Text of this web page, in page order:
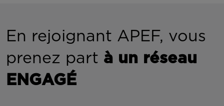
En rejoignant APEF, vous
prenez part à un réseau
ENGAGÉ